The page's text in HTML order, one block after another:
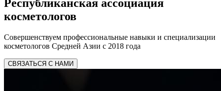
Республиканская ассоциация
косметологов
Совершенствуем профессиональные навыки и специализации
косметологов Средней Азии с 2018 года
СВЯЗАТЬСЯ С НАМИ